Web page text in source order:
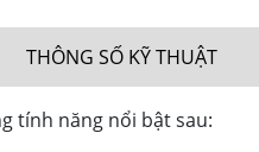
THÔNG SỐ KỸ THUẬT
tính năng nổi bật sau: